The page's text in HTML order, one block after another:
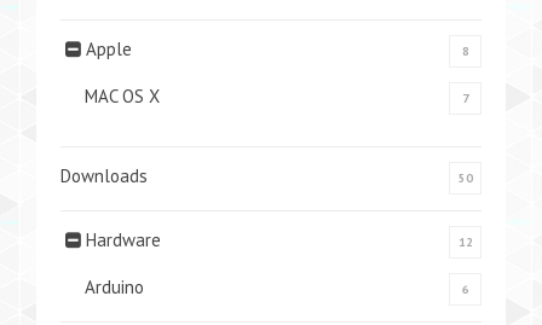
Apple 8
MAC OS X 7
Downloads 50
Hardware 12
Arduino 6